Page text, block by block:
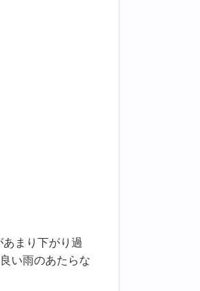
まり下がり過
い雨のあたらな